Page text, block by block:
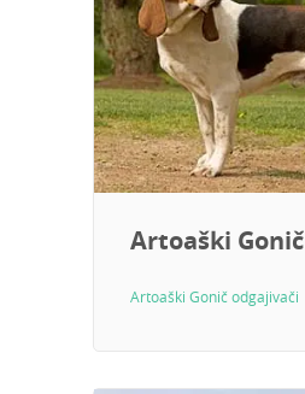
Artoaški Gonič
Artoaški Gonič odgajivači